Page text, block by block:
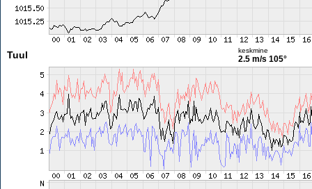
Tuul keskmine
2.5 m/s 105°